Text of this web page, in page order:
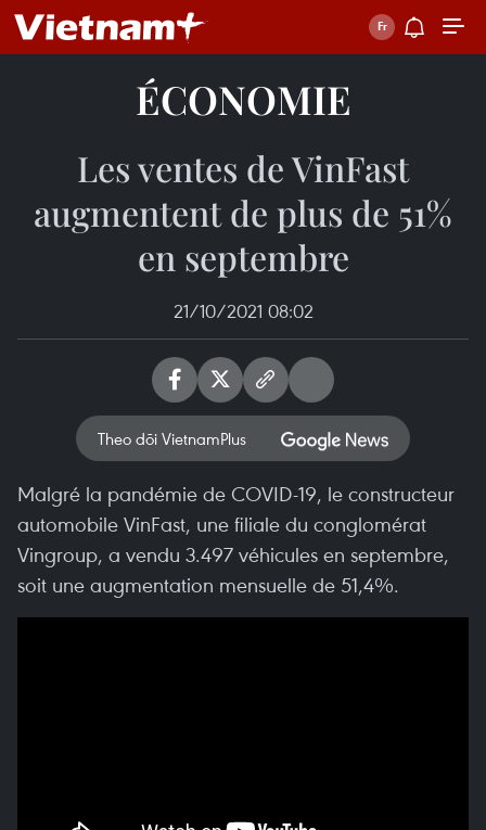
ÉCONOMIE
Les ventes de VinFast
augmentent de plus de 51%
en septembre
21/10/2021 08:02
Theo dõi VietnamPlus
Malgré la pandémie de COVID-19, le constructeur
automobile VinFast, une filiale du conglomérat
Vingroup, a vendu 3.497 véhicules en septembre,
soit une augmentation mensuelle de 51,4%.